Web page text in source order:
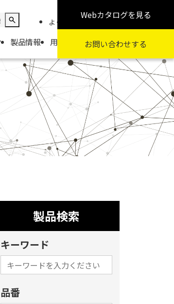
よくある質問 お知らせ 採用情報
製品情報 用途から探す カテゴリから探す
Webカタログを見る
お問い合わせする
製品検索
キーワード
品番